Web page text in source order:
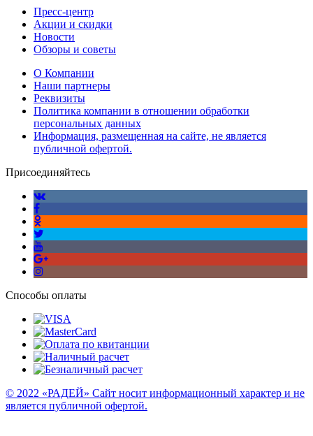
Пресс-центр
Акции и скидки
Новости
Обзоры и советы
О Компании
Наши партнеры
Реквизиты
Политика компании в отношении обработки
персональных данных
Информация, размещенная на сайте, не является
публичной офертой.
Присоединяйтесь
Способы оплаты
© 2022 «РАДЕЙ» Сайт носит информационный характер и не
является публичной офертой.